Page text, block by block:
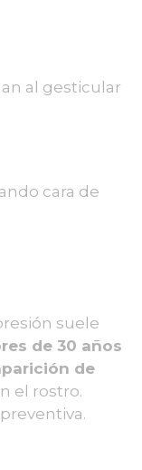
al gesticular
cara de
suele
de 30 años
de
el rostro.